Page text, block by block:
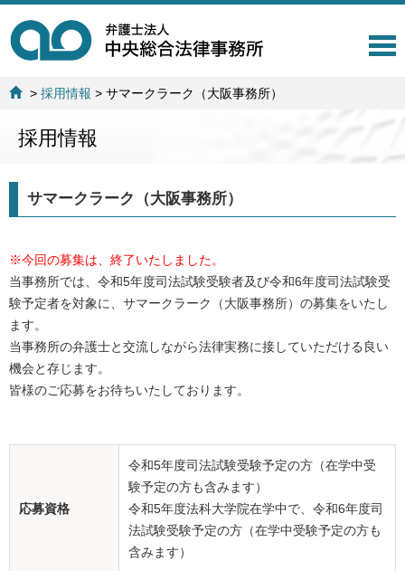
T
i
>採用情報 >サマークラーク（大阪事務所）
採用情報
サマークラーク（大阪事務所）
※今回の募集は、終了いたしました。
当事務所では、令和5年度司法試験受験者及び令和6年度司法試験受
験予定者を対象に、サマークラーク（大阪事務所）の募集をいたし
ます。
当事務所の弁護士と交流しながら法律実務に接していただける良い
機会と存じます。
皆様のご応募をお待ちいたしております。
応募資格
令和5年度司法試験受験予定の方（在学中受
験予定の方も含みます）
令和5年度法科大学院在学中で、令和6年度司
法試験受験予定の方（在学中受験予定の方も
含みます）